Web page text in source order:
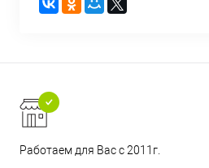
Работаем для Вас с 2011г.